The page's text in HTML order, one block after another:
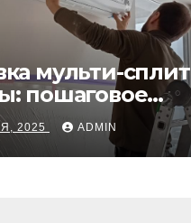
мульти-сплит
пошаговое
2025 ADMIN